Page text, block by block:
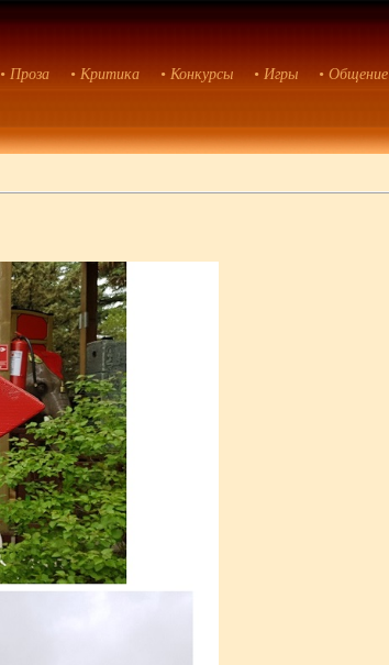
• Проза • Критика • Конкурсы • Игры • Общение